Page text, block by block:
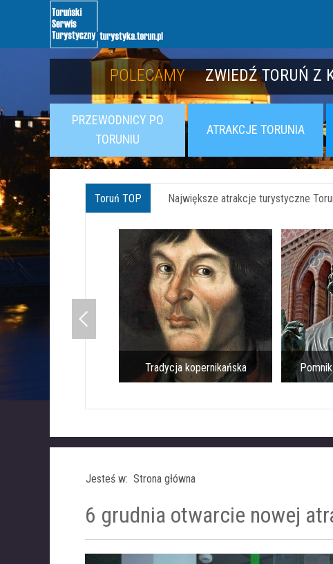
POLECAMY ZWIEDŹ TORUŃ Z
POLECAMY POZNAJ TWIERDZĘ
PRZEWODNICY PO
TORUNIU
ATRAKCJE TORUNIA
Toruń TOP Największe atrakcje turystyczne
Tradycja kopernikańska Pomnik Mikołaja Kopernika
Jesteś w: Strona główna
6 grudnia otwarcie nowej